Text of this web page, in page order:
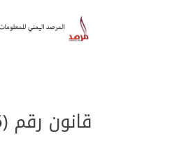
قانون رقم (26) لسنة 1999م بشأن مهنة تدقيق ومراجعة الحسابات